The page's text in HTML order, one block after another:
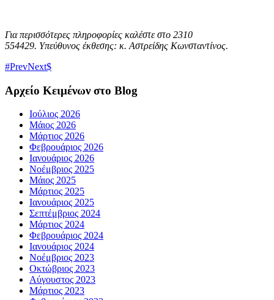
Για περισσότερες πληροφορίες καλέστε στο 2310
554429. Υπεύθυνος έκθεσης: κ. Αστρείδης Κωνσταντίνος.
PrevNext
Αρχείο Κειμένων στο Blog
Ιούλιος 2026
Μάιος 2026
Μάρτιος 2026
Φεβρουάριος 2026
Ιανουάριος 2026
Νοέμβριος 2025
Μάιος 2025
Μάρτιος 2025
Ιανουάριος 2025
Σεπτέμβριος 2024
Μάρτιος 2024
Φεβρουάριος 2024
Ιανουάριος 2024
Νοέμβριος 2023
Οκτώβριος 2023
Αύγουστος 2023
Μάρτιος 2023